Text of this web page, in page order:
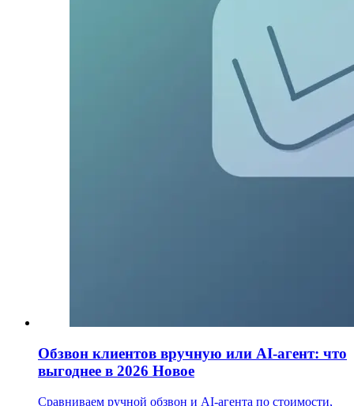
Обзвон клиентов вручную или AI-агент: что
выгоднее в 2026 Новое
Сравниваем ручной обзвон и AI-агента по стоимости,